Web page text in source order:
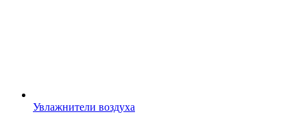
Увлажнители воздуха